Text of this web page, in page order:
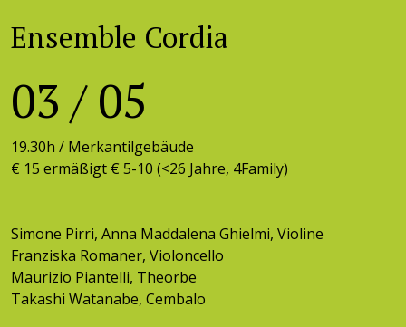
Ensemble Cordia
03 / 05
19.30h / Merkantilgebäude
€ 15 ermäßigt € 5-10 (<26 Jahre, 4Family)
Simone Pirri, Anna Maddalena Ghielmi, Violine
Franziska Romaner, Violoncello
Maurizio Piantelli, Theorbe
Takashi Watanabe, Cembalo